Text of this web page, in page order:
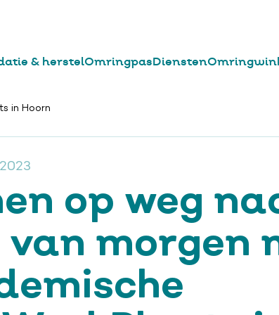
& herstelOmringpasDiensten
in Hoorn
op weg
van morgen